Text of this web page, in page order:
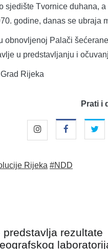
sjedište Tvornice duhana,
godine, danas se ubraja
obnovljenoj Palači
u predstavljanju i
Rijeka
Prati i
Rijeka #NDD
rezultate